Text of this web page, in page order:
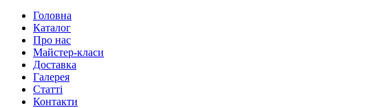
Головна
Каталог
Про нас
Майстер-класи
Доставка
Галерея
Статтi
Контакти